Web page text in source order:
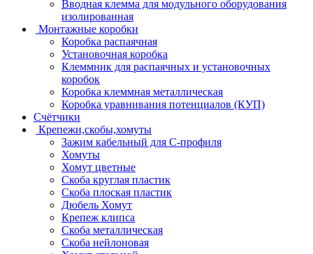
Вводная клемма для модульного оборудования
изолированная
Монтажные коробки
Коробка распаячная
Установочная коробка
Клеммник для распаячных и установочных
коробок
Коробка клеммная металлическая
Коробка уравнивания потенциалов (КУП)
Счётчики
Крепежи,скобы,хомуты
Зажим кабельный для С-профиля
Хомуты
Хомут цветные
Скоба круглая пластик
Скоба плоская пластик
Дюбель Хомут
Крепеж клипса
Скоба металлическая
Скоба нейлоновая